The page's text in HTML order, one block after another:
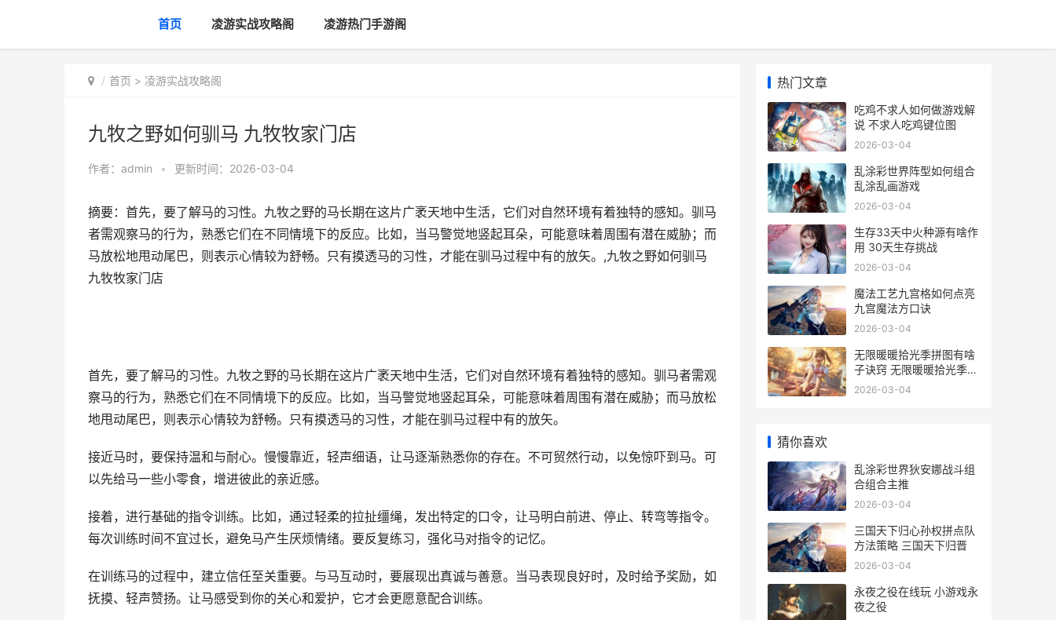
首页 凌游实战攻略阁 凌游热门手游阁
首页 > 凌游实战攻略阁
九牧之野如何驯马 九牧牧家门店
作者： admin • 更新时间：2026-03-04
摘要：首先，要了解马的习性。九牧之野的马长期在这片广袤天地中生活，它们对自然环境有着独特的感知。驯马
者需观察马的行为，熟悉它们在不同情境下的反应。比如，当马警觉地竖起耳朵，可能意味着周围有潜在威胁；而
马放松地甩动尾巴，则表示心情较为舒畅。只有摸透马的习性，才能在驯马过程中有的放矢。,九牧之野如何驯马
九牧牧家门店
首先，要了解马的习性。九牧之野的马长期在这片广袤天地中生活，它们对自然环境有着独特的感知。驯马者需观
察马的行为，熟悉它们在不同情境下的反应。比如，当马警觉地竖起耳朵，可能意味着周围有潜在威胁；而马放松
地甩动尾巴，则表示心情较为舒畅。只有摸透马的习性，才能在驯马过程中有的放矢。
接近马时，要保持温和与耐心。慢慢靠近，轻声细语，让马逐渐熟悉你的存在。不可贸然行动，以免惊吓到马。可
以先给马一些小零食，增进彼此的亲近感。
接着，进行基础的指令训练。比如，通过轻柔的拉扯缰绳，发出特定的口令，让马明白前进、停止、转弯等指令。
每次训练时间不宜过长，避免马产生厌烦情绪。要反复练习，强化马对指令的记忆。
在训练马的过程中，建立信任至关重要。与马互动时，要展现出真诚与善意。当马表现良好时，及时给予奖励，如
抚摸、轻声赞扬。让马感受到你的关心和爱护，它才会更愿意配合训练。
热门文章
吃鸡不求人如何做游戏解
说 不求人吃鸡键位图
2026-03-04
乱涂彩世界阵型如何组合
乱涂乱画游戏
2026-03-04
生存33天中火种源有啥作
用 30天生存挑战
2026-03-04
魔法工艺九宫格如何点亮
九宫魔法方口诀
2026-03-04
无限暖暖拾光季拼图有啥
子诀窍 无限暖暖拾光季活
动
2026-03-04
猜你喜欢
乱涂彩世界狄安娜战斗组
合组合主推
2026-03-04
三国天下归心孙权拼点队
方法策略 三国天下归晋
2026-03-04
永夜之役在线玩 小游戏永
夜之役